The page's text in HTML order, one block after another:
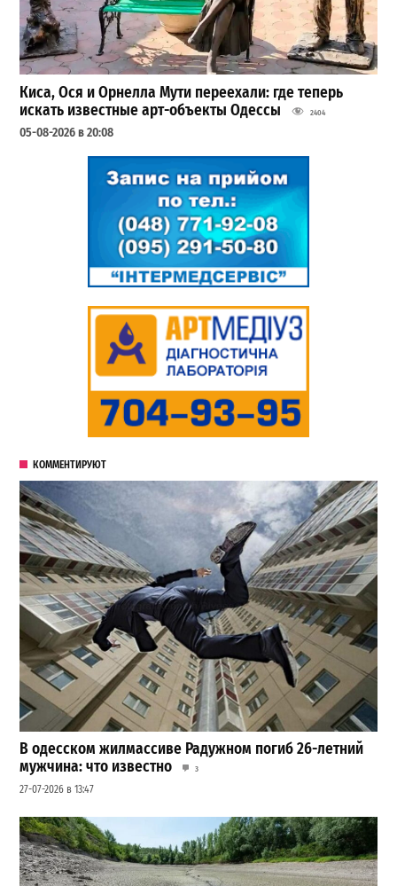
Киса, Ося и Орнелла Мути переехали: где теперь
искать известные арт-объекты Одессы
2404
05-08-2026 в 20:08
КОММЕНТИРУЮТ
В одесском жилмассиве Радужном погиб 26-летний
мужчина: что известно
3
27-07-2026 в 13:47